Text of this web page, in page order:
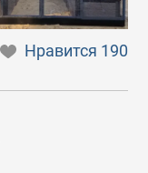
Нравится 190